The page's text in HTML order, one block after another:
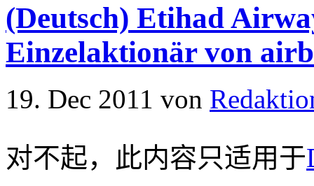
(Deutsch) Etihad
Einzelaktionär von
19. Dec 2011 von
对不起，此内容只适用于